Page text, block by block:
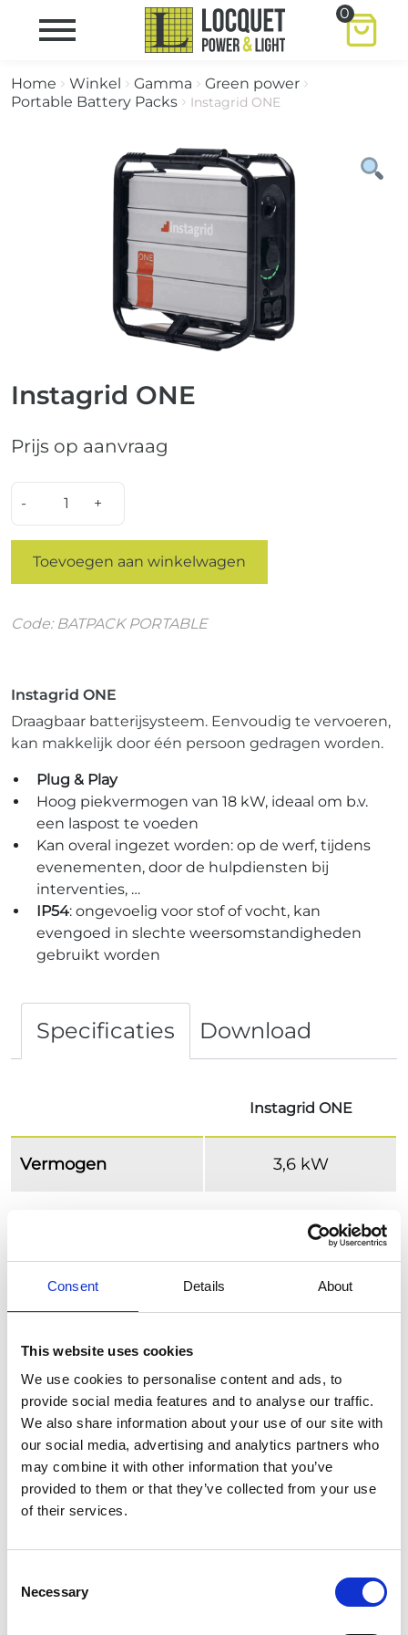
Consent Details About
This website uses cookies
We use cookies to personalise content and ads, to
provide social media features and to analyse our traffic.
We also share information about your use of our site with
our social media, advertising and analytics partners who
may combine it with other information that you’ve
provided to them or that they’ve collected from your use
of their services.
Selection
Necessary
0
Home Winkel Gamma
Green power
Portable Battery Packs
Instagrid ONE
Instagrid ONE
Prijs op aanvraag
Toevoegen aan winkelwagen
Code: BATPACK PORTABLE
Instagrid ONE
Draagbaar batterijsysteem. Eenvoudig te vervoeren,
kan makkelijk door één persoon gedragen worden.
Plug & Play
Hoog piekvermogen van 18 kW, ideaal om b.v.
een laspost te voeden
Kan overal ingezet worden: op de werf, tijdens
evenementen, door de hulpdiensten bij
interventies, …
IP54: ongevoelig voor stof of vocht, kan
evengoed in slechte weersomstandigheden
gebruikt worden
Specificaties Download
Instagrid ONE
Vermogen 3,6 kW
2,1 kWh
Batterij(en) Li-Ion
Max. laadvermogen 500-1 000 W (4A)
Laadspanning
120-240 V (AC) / 50-
Laadtijd < 3 u tot 100%
Gewicht